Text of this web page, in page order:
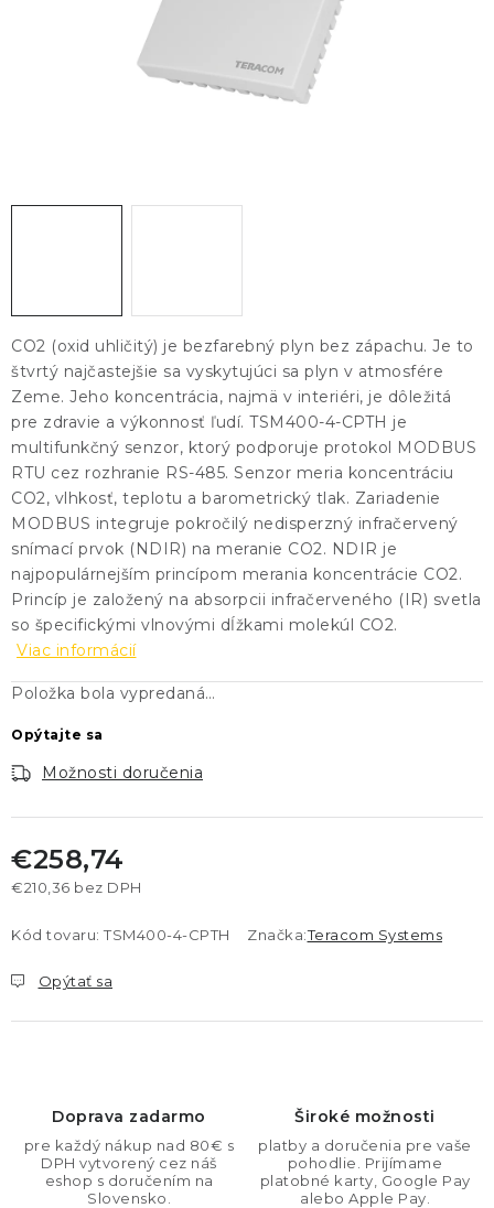
CO2 (oxid uhličitý) je bezfarebný plyn bez zápachu. Je to
štvrtý najčastejšie sa vyskytujúci sa plyn v atmosfére
Zeme. Jeho koncentrácia, najmä v interiéri, je dôležitá
pre zdravie a výkonnosť ľudí. TSM400-4-CPTH je
multifunkčný senzor, ktorý podporuje protokol MODBUS
RTU cez rozhranie RS-485. Senzor meria koncentráciu
CO2, vlhkosť, teplotu a barometrický tlak. Zariadenie
MODBUS integruje pokročilý nedisperzný infračervený
snímací prvok (NDIR) na meranie CO2. NDIR je
najpopulárnejším princípom merania koncentrácie CO2.
Princíp je založený na absorpcii infračerveného (IR) svetla
so špecifickými vlnovými dĺžkami molekúl CO2.
Viac informácií
Položka bola vypredaná…
Opýtajte sa
Možnosti doručenia
€258,74
€210,36 bez DPH
Kód tovaru: TSM400-4-CPTH Značka:Teracom Systems
Opýtať sa
Doprava zadarmo
pre každý nákup nad 80€ s
DPH vytvorený cez náš
eshop s doručením na
Slovensko.
Široké možnosti
platby a doručenia pre vaše
pohodlie. Prijímame
platobné karty, Google Pay
alebo Apple Pay.